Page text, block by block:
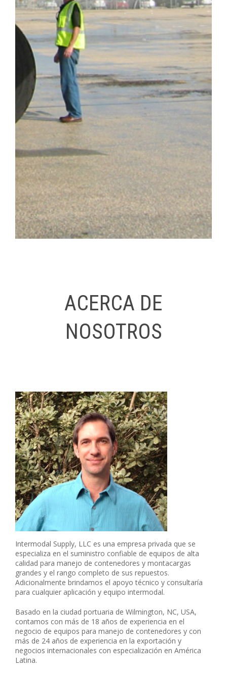
ACERCA DE
NOSOTROS
Intermodal Supply, LLC es una empresa privada que se
especializa en el suministro confiable de equipos de alta
calidad para manejo de contenedores y montacargas
grandes y el rango completo de sus repuestos.
Adicionalmente brindamos el apoyo técnico y consultaría
para cualquier aplicación y equipo intermodal.
Basado en la ciudad portuaria de Wilmington, NC, USA,
contamos con más de 18 años de experiencia en el
negocio de equipos para manejo de contenedores y con
más de 24 años de experiencia en la exportación y
negocios internacionales con especialización en América
Latina.